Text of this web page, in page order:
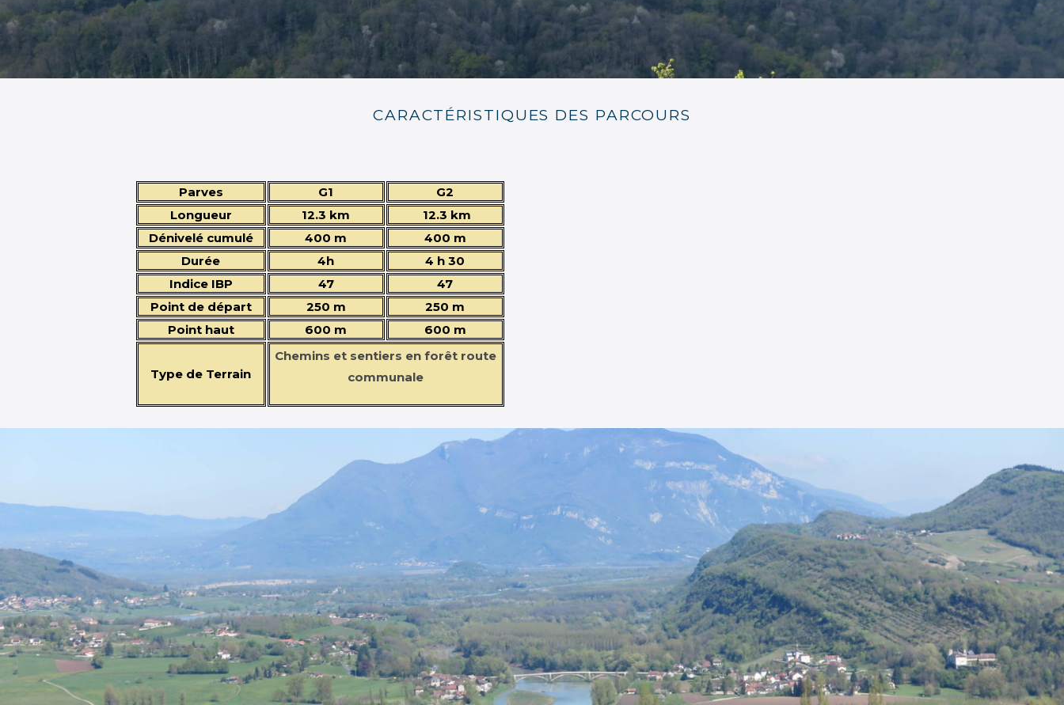
CARACTÉRISTIQUES DES PARCOURS
Parves G1
G2
Longueur
12.3 km
12.3 km
Dénivelé cumulé
400 m
400 m
Durée
4h
4 h 30
Indice IBP
47
47
Point de départ
250 m
250 m
Point haut
600 m 600 m
Type de Terrain
Chemins et sentiers en forêt route
communale